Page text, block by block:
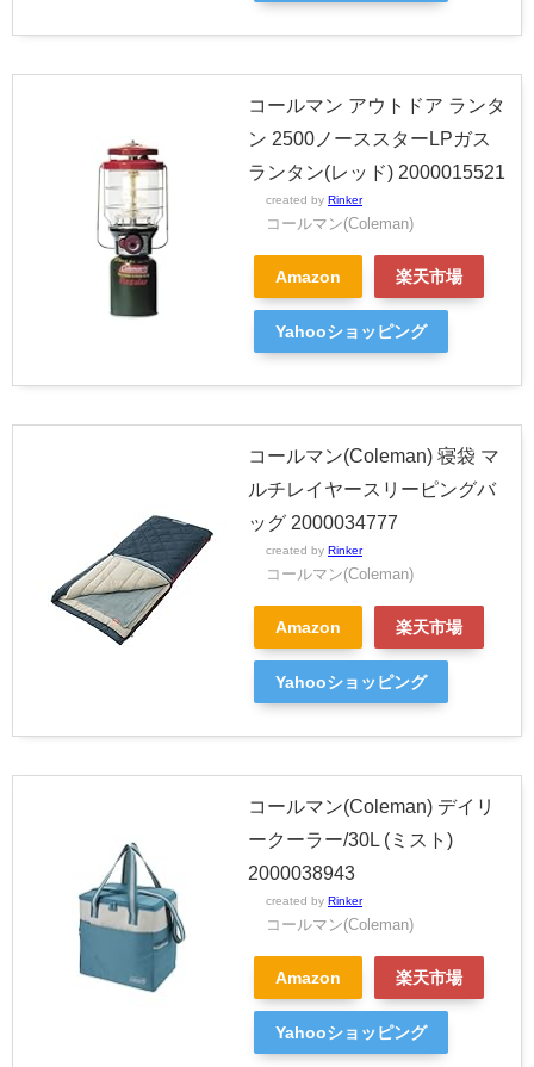
コールマン アウトドア ランタ
ン 2500ノーススターLPガス
ランタン(レッド) 2000015521
created by Rinker
コールマン(Coleman)
Amazon 楽天市場
Yahooショッピング
コールマン(Coleman) 寝袋 マ
ルチレイヤースリーピングバ
ッグ 2000034777
created by Rinker
コールマン(Coleman)
Amazon 楽天市場
Yahooショッピング
コールマン(Coleman) デイリ
ークーラー/30L (ミスト)
2000038943
created by Rinker
コールマン(Coleman)
Amazon 楽天市場
Yahooショッピング